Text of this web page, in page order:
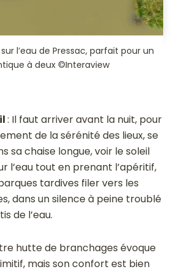
l’eau de Pressac, parfait pour un
à deux ©Interaview
: Il faut arriver avant la nuit, pour
de la sérénité des lieux, se
sa chaise longue, voir le soleil
l’eau tout en prenant l’apéritif,
tardives filer vers les
dans un silence à peine troublé
de l’eau.
hutte de branchages évoque
mais son confort est bien